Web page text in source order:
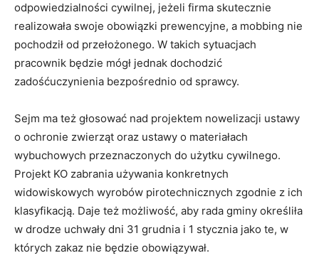
odpowiedzialności cywilnej, jeżeli firma skutecznie
realizowała swoje obowiązki prewencyjne, a mobbing nie
pochodził od przełożonego. W takich sytuacjach
pracownik będzie mógł jednak dochodzić
zadośćuczynienia bezpośrednio od sprawcy.
Sejm ma też głosować nad projektem nowelizacji ustawy
o ochronie zwierząt oraz ustawy o materiałach
wybuchowych przeznaczonych do użytku cywilnego.
Projekt KO zabrania używania konkretnych
widowiskowych wyrobów pirotechnicznych zgodnie z ich
klasyfikacją. Daje też możliwość, aby rada gminy określiła
w drodze uchwały dni 31 grudnia i 1 stycznia jako te, w
których zakaz nie będzie obowiązywał.